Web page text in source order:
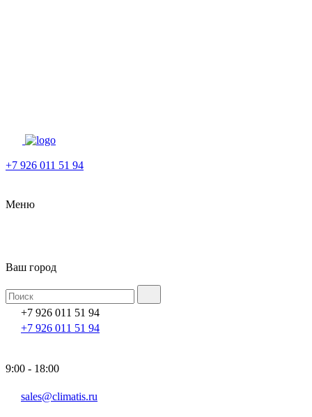
+7 926 011 51 94
Меню
Ваш город
+7 926 011 51 94
+7 926 011 51 94
9:00 - 18:00
sales@climatis.ru